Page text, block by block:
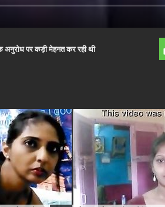
अनुरोध पर कड़ी मेहनत कर रही थी